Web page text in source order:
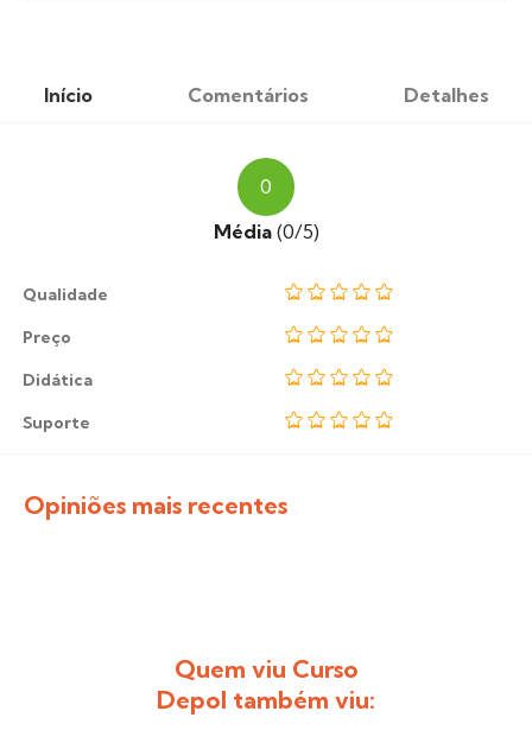
Início Comentários Detalhes
0
Média (0/5)
Qualidade
Preço
Didática
Suporte
Opiniões mais recentes
Quem viu Curso
Depol também viu: